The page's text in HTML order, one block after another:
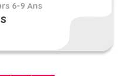
6-9 Ans